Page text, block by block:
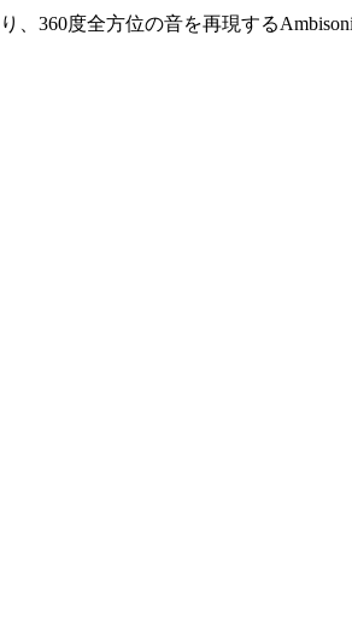
、360度全方位の音を再現する